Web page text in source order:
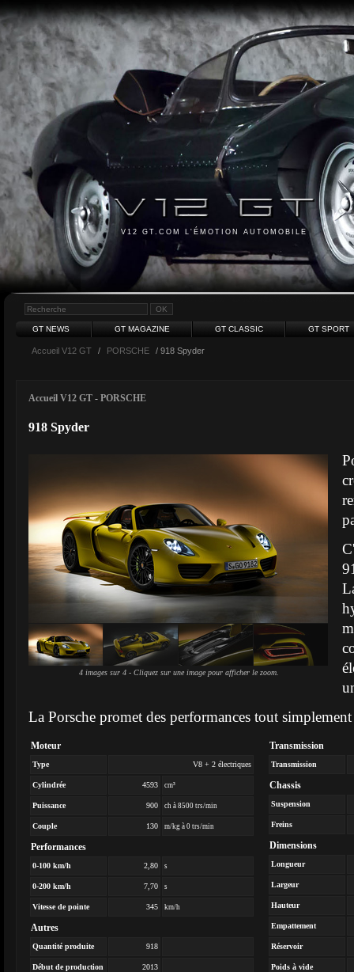
V12 GT.COM L'ÉMOTION AUTOMOBILE
GT NEWS GT MAGAZINE GT CLASSIC GT SPORT
Accueil V12 GT / PORSCHE / 918 Spyder
Accueil V12 GT - PORSCHE
918 Spyder
4 images sur 4 - Cliquez sur une image pour afficher le zoom.
La Porsche promet des performances tout
Moteur
Type V8 + 2 électriques
Cylindrée 4593 cm³
Puissance 900 ch à 8500 trs/min
Couple 130 m/kg à 0 trs/min
Performances
0-100 km/h 2,80 s
0-200 km/h 7,70 s
Vitesse de pointe 345 km/h
Autres
Quantité produite 918
Début de production 2013
Transmission
Transmission
Chassis
Suspension
Freins
Dimensions
Longueur
Largeur
Hauteur
Empattement
Réservoir
Poids à vide